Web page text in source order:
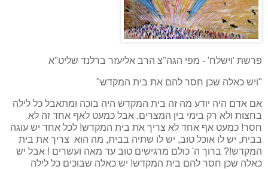
פרשת 'וישלח' - מפי הגה"צ הרב אליעזר ברלנד שליט"א
"ויש כאלה שכן חסר להם את בית המקדש"
אם אדם היה יודע מה זה בית המקדש היה בוכה ומתאבל כל לילה
בחצות ולא רק בימי בין המצרים. אבל כמעט לאף אחד זה לא
חסר! כמעט אף אחד לא צריך את בית המקדש! לכל אחד יש עוגה
בבית, יש לו אוכל טוב, יש לו שתיה בבית, מה הוא צריך את בית
המקדש!? ברוך ה' כולם מרגישים טוב עד מאה ועשרים ! אבל יש
כאלה שכן חסר להם בית המקדש! יש כאלה שבוכים כל לילה